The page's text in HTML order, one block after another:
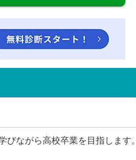
ながら高校卒業を目指します。